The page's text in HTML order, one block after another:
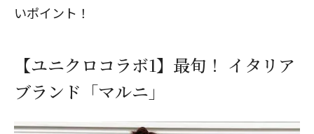
いポイント！
【ユニクロコラボ1】最旬！ イタリア
ブランド「マルニ」